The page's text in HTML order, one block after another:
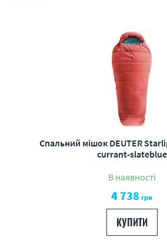
Спальний мішок DEUTER
currant-slateblue
В наявності
4 738 грн
КУПИТИ